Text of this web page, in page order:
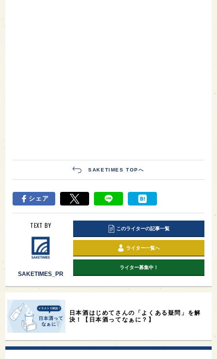
SAKETIMES TOPへ
シェア
TEXT BY
SAKETIMES_PR
このライターの記事一覧
ライター一覧へ
ライター募集中！
日本酒はじめてさんの「よくある疑問」を解
決！【日本酒ってなぁに？】